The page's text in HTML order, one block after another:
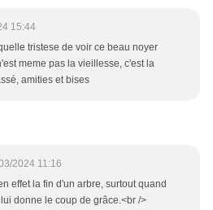
15:44
tristese de voir ce beau noyer
meme pas la vieillesse, c'est la
amities et bises
2024 11:16
effet la fin d'un arbre, surtout quand
donne le coup de grâce.<br />